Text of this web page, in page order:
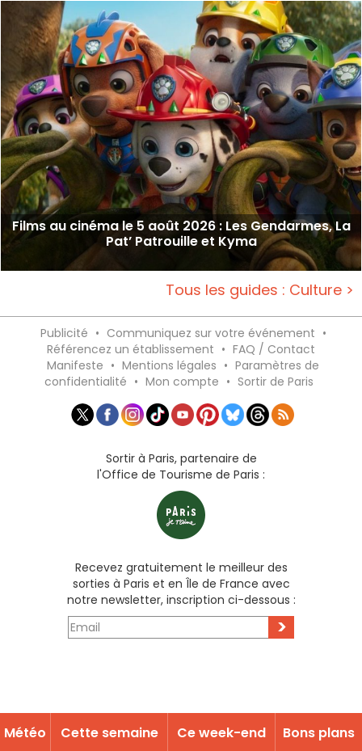
Films au cinéma le 5 août 2026 : Les Gendarmes, La
Pat’ Patrouille et Kyma
Tous les guides : Culture >
Publicité • Communiquez sur votre événement •
Référencez un établissement • FAQ / Contact
Manifeste • Mentions légales • Paramètres de
confidentialité • Mon compte • Sortir de Paris
Sortir à Paris, partenaire de
l'Office de Tourisme de Paris :
Recevez gratuitement le meilleur des
sorties à Paris et en Île de France avec
notre newsletter, inscription ci-dessous :
>
Météo Cette semaine Ce week-end Bons plans